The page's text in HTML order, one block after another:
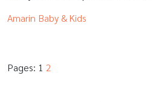
Amarin Baby & Kids
Pages: 1 2